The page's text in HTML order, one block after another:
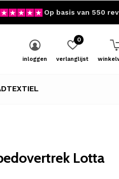
inloggen verlanglijst
0
Op basis van 550
Lotta